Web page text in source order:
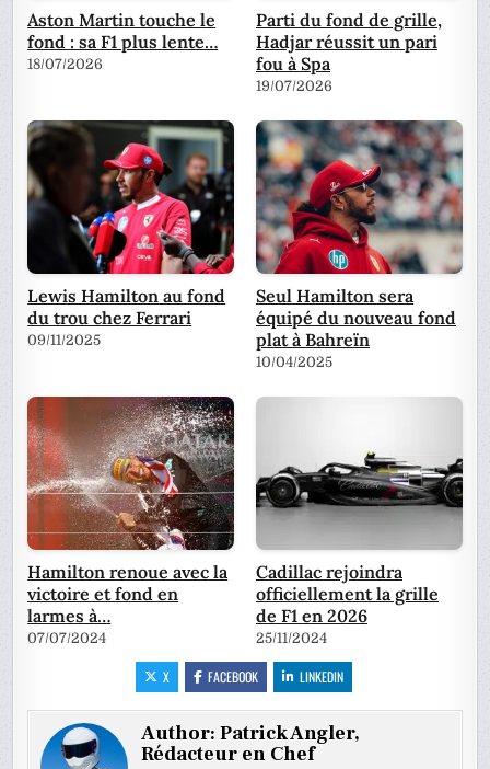
Aston Martin touche le
fond : sa F1 plus lente…
18/07/2026
Parti du fond de grille,
Hadjar réussit un pari
fou à Spa
19/07/2026
Lewis Hamilton au fond
du trou chez Ferrari
09/11/2025
Seul Hamilton sera
équipé du nouveau fond
plat à Bahreïn
10/04/2025
Hamilton renoue avec la
victoire et fond en
larmes à…
07/07/2024
Cadillac rejoindra
officiellement la grille
de F1 en 2026
25/11/2024
X FACEBOOK LINKEDIN
Author:Patrick Angler,
Rédacteur en Chef